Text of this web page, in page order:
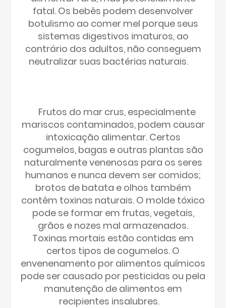
fatal. Os bebês podem desenvolver
botulismo ao comer mel porque seus
sistemas digestivos imaturos, ao
contrário dos adultos, não conseguem
neutralizar suas bactérias naturais.
Frutos do mar crus, especialmente
mariscos contaminados, podem causar
intoxicação alimentar. Certos
cogumelos, bagas e outras plantas são
naturalmente venenosas para os seres
humanos e nunca devem ser comidos;
brotos de batata e olhos também
contêm toxinas naturais. O molde tóxico
pode se formar em frutas, vegetais,
grãos e nozes mal armazenados.
Toxinas mortais estão contidas em
certos tipos de cogumelos. O
envenenamento por alimentos químicos
pode ser causado por pesticidas ou pela
manutenção de alimentos em
recipientes insalubres.